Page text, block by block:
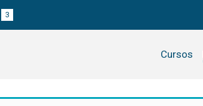
3
Cursos